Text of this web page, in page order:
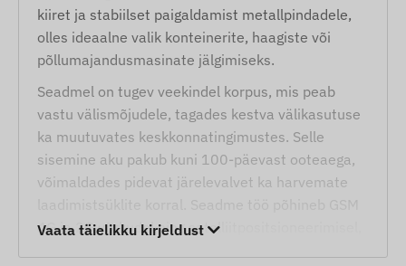
kiiret ja stabiilset paigaldamist metallpindadele,
olles ideaalne valik konteinerite, haagiste või
põllumajandusmasinate jälgimiseks.
Seadmel on tugev veekindel korpus, mis peab
vastu välismõjudele, tagades kestva välikasutuse
ka muutuvates keskkonnatingimustes. Selle
sisemine aku pakub kuni 100-päevast ooteaega,
võimaldades pidevat järelevalvet ka harvemate
4G ja 2G võrkudel ning satelliitpositsioneerimisel,
Vaata täielikku kirjeldust